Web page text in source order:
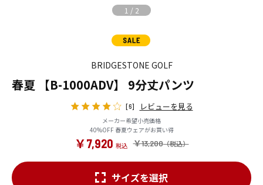
1 / 2
BRIDGESTONE GOLF
春夏 【B-1000ADV】 9分丈パンツ
[6] レビューを見る
メーカー希望小売価格
40%OFF 春夏ウェアがお買い得
￥13,200
￥7,920
サイズを選択